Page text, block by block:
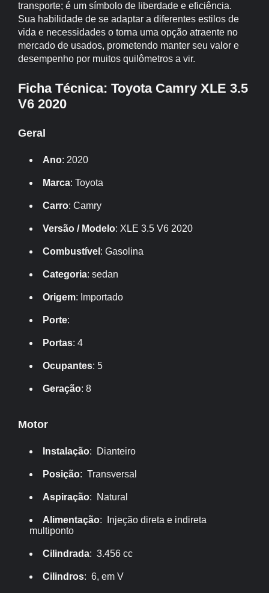
transporte; é um símbolo de liberdade e eficiência.
Sua habilidade de se adaptar a diferentes estilos de
vida e necessidades o torna uma opção atraente no
mercado de usados, prometendo manter seu valor e
desempenho por muitos quilômetros a vir.
Ficha Técnica: Toyota Camry XLE 3.5
V6 2020
Geral
Ano: 2020
Marca: Toyota
Carro: Camry
Versão / Modelo: XLE 3.5 V6 2020
Combustível : Gasolina
Categoria: sedan
Origem: Importado
Porte:
Portas: 4
Ocupantes: 5
Geração: 8
Motor
Instalação: Dianteiro
Posição: Transversal
Aspiração: Natural
Alimentação: Injeção direta e indireta
multiponto
Cilindrada: 3.456 cc
Cilindros: 6, em V